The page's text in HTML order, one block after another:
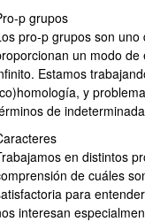
p grupos
pro-p grupos son
un modo
Estamos
y
de
en distintos
de cuáles
para
interesan